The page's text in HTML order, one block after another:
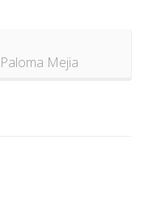
Paloma Mejia